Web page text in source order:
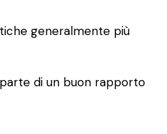
generalmente più
di un buon rapporto